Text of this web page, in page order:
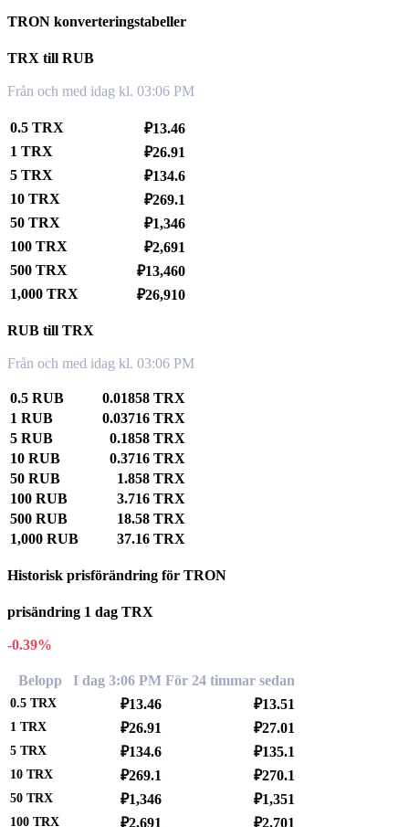
TRON konverteringstabeller
TRX till RUB
Från och med idag kl. 03:06 PM
0.5 TRX
₽13.46
1 TRX
₽26.91
5 TRX
₽134.6
10 TRX
₽269.1
50 TRX
₽1,346
100 TRX
₽2,691
500 TRX
₽13,460
1,000 TRX
₽26,910
RUB till TRX
Från och med idag kl. 03:06 PM
0.5 RUB
0.01858 TRX
1 RUB
0.03716 TRX
5 RUB
0.1858 TRX
10 RUB
0.3716 TRX
50 RUB
1.858 TRX
100 RUB
3.716 TRX
500 RUB
18.58 TRX
1,000 RUB
37.16 TRX
Historisk prisförändring för TRON
prisändring 1 dag TRX
-0.39%
Belopp I dag 3:06 PM För 24 timmar sedan
0.5 TRX ₽13.46 ₽13.51
1 TRX ₽26.91 ₽27.01
5 TRX ₽134.6 ₽135.1
10 TRX ₽269.1 ₽270.1
50 TRX ₽1,346 ₽1,351
100 TRX ₽2,691 ₽2,701